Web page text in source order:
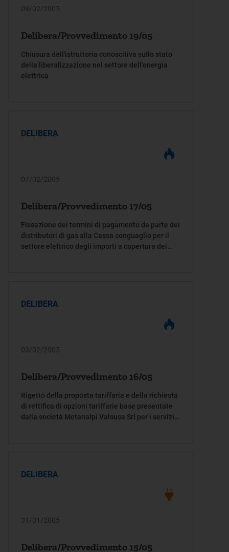
09/02/2005
Delibera/Provvedimento 19/05
Chiusura dell'istruttoria conoscitiva sullo stato
della liberalizzazione nel settore dell'energia
elettrica
DELIBERA
07/02/2005
Delibera/Provvedimento 17/05
Fissazione dei termini di pagamento da parte dei
distributori di gas alla Cassa conguaglio per il
settore elettrico degli importi a copertura dei
DELIBERA
03/02/2005
Delibera/Provvedimento 16/05
Rigetto della proposta tariffaria e della richiesta
di rettifica di opzioni tariffarie base presentate
dalla società Metanalpi Valsusa Srl per i servizi
DELIBERA
31/01/2005
Delibera/Provvedimento 15/05